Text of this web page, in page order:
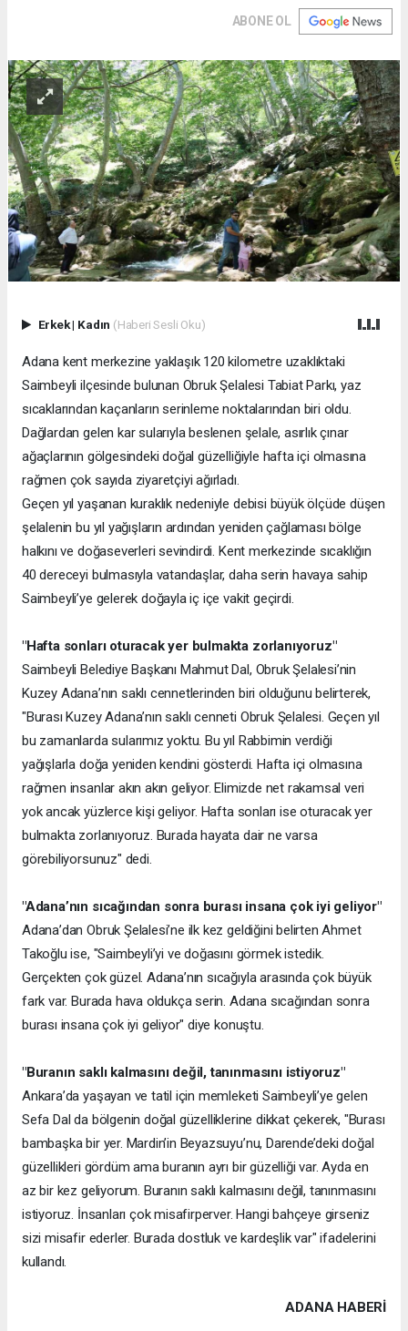
ABONE OL
Erkek| Kadın (Haberi Sesli Oku)
Adana kent merkezine yaklaşık 120 kilometre uzaklıktaki
Saimbeyli ilçesinde bulunan Obruk Şelalesi Tabiat Parkı, yaz
sıcaklarından kaçanların serinleme noktalarından biri oldu.
Dağlardan gelen kar sularıyla beslenen şelale, asırlık çınar
ağaçlarının gölgesindeki doğal güzelliğiyle hafta içi olmasına
rağmen çok sayıda ziyaretçiyi ağırladı.
Geçen yıl yaşanan kuraklık nedeniyle debisi büyük ölçüde düşen
şelalenin bu yıl yağışların ardından yeniden çağlaması bölge
halkını ve doğaseverleri sevindirdi. Kent merkezinde sıcaklığın
40 dereceyi bulmasıyla vatandaşlar, daha serin havaya sahip
Saimbeyli’ye gelerek doğayla iç içe vakit geçirdi.
"Hafta sonları oturacak yer bulmakta zorlanıyoruz"
Saimbeyli Belediye Başkanı Mahmut Dal, Obruk Şelalesi’nin
Kuzey Adana’nın saklı cennetlerinden biri olduğunu belirterek,
"Burası Kuzey Adana’nın saklı cenneti Obruk Şelalesi. Geçen yıl
bu zamanlarda sularımız yoktu. Bu yıl Rabbimin verdiği
yağışlarla doğa yeniden kendini gösterdi. Hafta içi olmasına
rağmen insanlar akın akın geliyor. Elimizde net rakamsal veri
yok ancak yüzlerce kişi geliyor. Hafta sonları ise oturacak yer
bulmakta zorlanıyoruz. Burada hayata dair ne varsa
görebiliyorsunuz" dedi.
"Adana’nın sıcağından sonra burası insana çok iyi geliyor"
Adana’dan Obruk Şelalesi’ne ilk kez geldiğini belirten Ahmet
Takoğlu ise, "Saimbeyli’yi ve doğasını görmek istedik.
Gerçekten çok güzel. Adana’nın sıcağıyla arasında çok büyük
fark var. Burada hava oldukça serin. Adana sıcağından sonra
burası insana çok iyi geliyor" diye konuştu.
"Buranın saklı kalmasını değil, tanınmasını istiyoruz"
Ankara’da yaşayan ve tatil için memleketi Saimbeyli’ye gelen
Sefa Dal da bölgenin doğal güzelliklerine dikkat çekerek, "Burası
bambaşka bir yer. Mardin’in Beyazsuyu’nu, Darende’deki doğal
güzellikleri gördüm ama buranın ayrı bir güzelliği var. Ayda en
az bir kez geliyorum. Buranın saklı kalmasını değil, tanınmasını
istiyoruz. İnsanları çok misafirperver. Hangi bahçeye girseniz
sizi misafir ederler. Burada dostluk ve kardeşlik var" ifadelerini
kullandı.
ADANA HABERİ